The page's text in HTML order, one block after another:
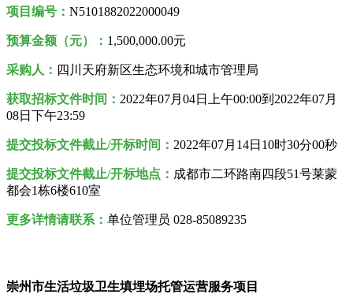
项目编号： N5101882022000049
预算金额（元）： 1,500,000.00元
采购人 ： 四川天府新区生态环境和城市管理局
获取招标文件时间： 2022年07月04日
上午00:00到2022年07月
08日 下午23:59
提交投标文件截止/开标时间： 2022年07月14日10时30分00秒
提交投标文件截止/开标地点： 成都市二环路南四段51号莱蒙
都会1栋6楼610室
更多详情请联系： 单位管理员 028-85089235
崇州市生活垃圾卫生填埋场托管运营服务项目